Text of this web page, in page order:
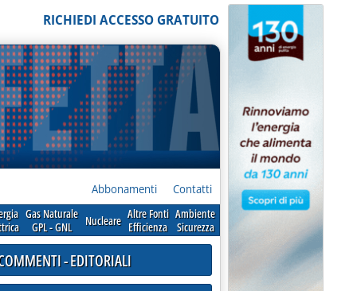
RICHIEDI ACCESSO GRATUITO
Abbonamenti Contatti
Gas Naturale
GPL - GNL
Nucleare Altre Fonti
Efficienza
Ambiente
Sicurezza
- EDITORIALI